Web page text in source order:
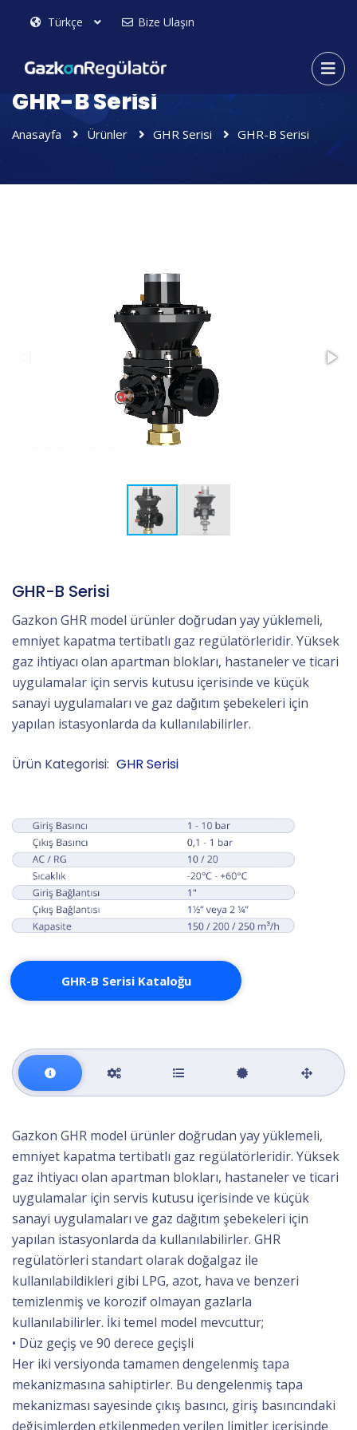
Bize Ulaşın
GHR-B Serisi
Anasayfa Ürünler GHR Serisi GHR-B Serisi
GHR-B Serisi
Gazkon GHR model ürünler doğrudan yay yüklemeli,
emniyet kapatma tertibatlı gaz regülatörleridir. Yüksek
gaz ihtiyacı olan apartman blokları, hastaneler ve ticari
uygulamalar için servis kutusu içerisinde ve küçük
sanayi uygulamaları ve gaz dağıtım şebekeleri için
yapılan istasyonlarda da kullanılabilirler.
Ürün Kategorisi: GHR Serisi
GHR-B Serisi Kataloğu
Gazkon GHR model ürünler doğrudan yay yüklemeli,
emniyet kapatma tertibatlı gaz regülatörleridir. Yüksek
gaz ihtiyacı olan apartman blokları, hastaneler ve ticari
uygulamalar için servis kutusu içerisinde ve küçük
sanayi uygulamaları ve gaz dağıtım şebekeleri için
yapılan istasyonlarda da kullanılabilirler. GHR
regülatörleri standart olarak doğalgaz ile
kullanılabildikleri gibi LPG, azot, hava ve benzeri
temizlenmiş ve korozif olmayan gazlarla
kullanılabilirler. İki temel model mevcuttur;
• Düz geçiş ve 90 derece geçişli
Her iki versiyonda tamamen dengelenmiş tapa
mekanizmasına sahiptirler. Bu dengelenmiş tapa
mekanizması sayesinde çıkış basıncı, giriş basıncındaki
değişimlerden etkilenmeden verilen limitler içerisinde